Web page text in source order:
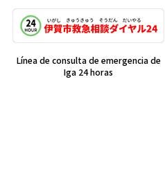
Línea de consulta de emergencia de
Iga 24 horas